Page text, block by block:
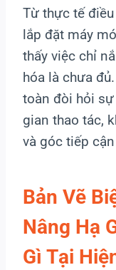
Từ thực tế
lắp đặt máy
thấy việc chỉ
hóa là chưa
toàn đòi hỏi
gian thao tác,
và góc tiếp
Bản Vẽ
Nâng Hạ
Gì Tại